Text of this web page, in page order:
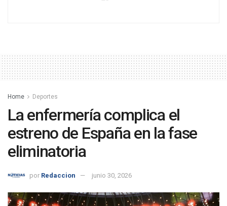
Home Deportes
La enfermería complica el
estreno de España en la fase
eliminatoria
por Redaccion junio 30, 2026